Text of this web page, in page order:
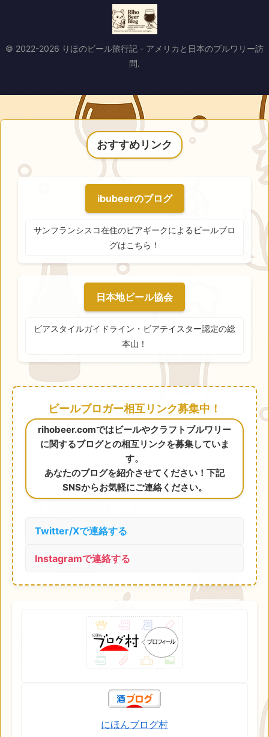
© 2022-2026 りほのビール旅行記 - アメリカと日本のブルワリー訪
問.
おすすめリンク
ibubeerのブログ
サンフランシスコ在住のビアギークによるビールブロ
グはこちら！
日本地ビール協会
ビアスタイルガイドライン・ビアテイスター認定の総
本山！
ビールブロガー相互リンク募集中！
rihobeer.comではビールやクラフトブルワリー
に関するブログとの相互リンクを募集していま
す。
あなたのブログを紹介させてください！下記
SNSからお気軽にご連絡ください。
Twitter/Xで連絡する
Instagramで連絡する
にほんブログ村